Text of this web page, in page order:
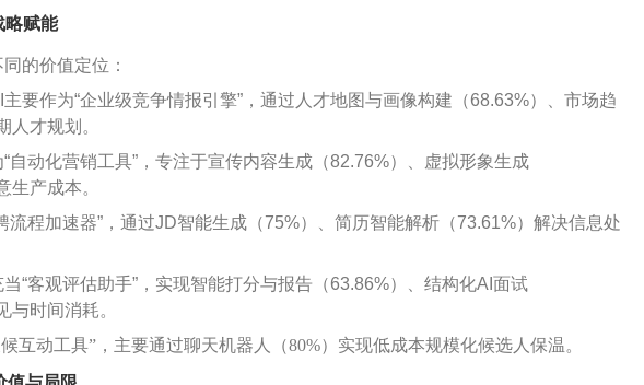
略赋能
的价值定位：
要作为“企业级竞争情报引擎”，通过人才地图与画像构建（68.63%）、市场趋
人才规划。
自动化营销工具”，专注于宣传内容生成（82.76%）、虚拟形象生成
生产成本。
流程加速器”，通过JD智能生成（75%）、简历智能解析（73.61%）解决信息处
“客观评估助手”，实现智能打分与报告（63.86%）、结构化AI面试
与时间消耗。
互动工具”，主要通过聊天机器人（80%）实现低成本规模化候选人保温。